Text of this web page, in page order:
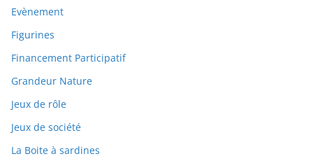
Evènement
Figurines
Financement Participatif
Grandeur Nature
Jeux de rôle
Jeux de société
La Boite à sardines